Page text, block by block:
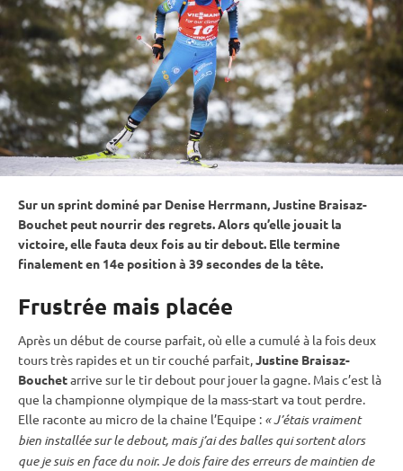
Sur unsprintdominé par Denise Herrmann, Justine Braisaz-
Bouchet peut nourrir des regrets. Alors qu’elle jouait la
victoire, elle fauta deux fois au tirdebout. Elle termine
finalement en 14e position à 39 secondes de la tête.
Frustrée mais placée
Après un début de course parfait, où elle a cumulé à la fois deux
tours très rapides et un tircouché parfait,Justine Braisaz-
Bouchetarrive sur le tirdebout pour jouer la gagne. Mais c’est là
que la championne olympique de la mass-start va tout perdre.
Elle raconte au micro de la chaine l’Equipe : « J’étais vraiment
bien installée sur ledebout, mais j’ai des balles qui sortent alors
que je suis en face du noir. Je dois faire des erreurs de maintien de